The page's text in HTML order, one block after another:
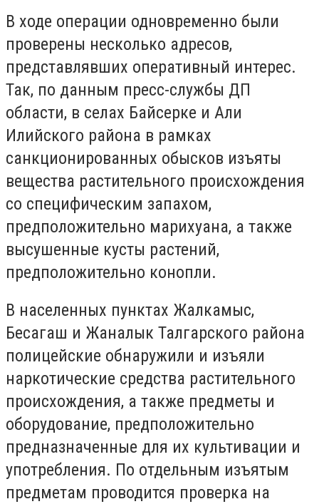
В ходе операции одновременно были
проверены несколько адресов,
представлявших оперативный интерес.
Так, по данным пресс-службы ДП
области, в селах Байсерке и Али
Илийского района в рамках
санкционированных обысков изъяты
вещества растительного происхождения
со специфическим запахом,
предположительно марихуана, а также
высушенные кусты растений,
предположительно конопли.
В населенных пунктах Жалкамыс,
Бесагаш и Жаналык Талгарского района
полицейские обнаружили и изъяли
наркотические средства растительного
происхождения, а также предметы и
оборудование, предположительно
предназначенные для их культивации и
употребления. По отдельным изъятым
предметам проводится проверка на